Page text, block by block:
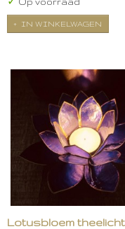
IN WINKELWAGEN
Lotusbloem